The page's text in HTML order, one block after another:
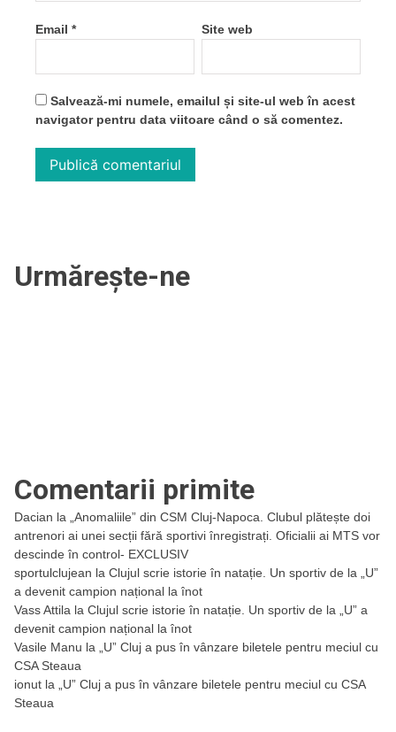
Email * Site web
Salvează-mi numele, emailul și site-ul web în acest
navigator pentru data viitoare când o să comentez.
Urmărește-ne
Comentarii primite
Dacian la
„Anomaliile” din CSM Cluj-Napoca. Clubul plătește doi
antrenori ai unei secții fără sportivi înregistrați. Oficialii ai MTS vor
descinde în control- EXCLUSIV
sportulclujean la Clujul scrie istorie în natație. Un sportiv de la „U”
a devenit campion național la înot
Vass Attila la Clujul scrie istorie în natație. Un sportiv de la „U” a
devenit campion național la înot
Vasile Manu la
„U” Cluj a pus în vânzare biletele pentru meciul cu
CSA Steaua
ionut la
„U” Cluj a pus în vânzare biletele pentru meciul cu CSA
Steaua